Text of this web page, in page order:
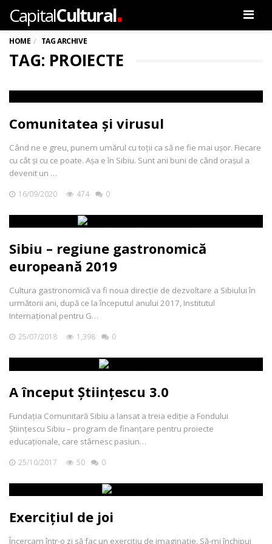
CapitalCultural
HOME TAG ARCHIVE
TAG: PROIECTE
Comunitatea și virusul
Când ne e greu, punem umărul cu toții ca să ne fie mai ușor. Fiecare
cu cât și cu ce poate. Așa e în Sibiu. Sunt ani buni de când orașul a
devenit un …
16/09/2020 474 0
Sibiu – regiune gastronomică
europeană 2019
Cultura gastronomică va fi noua direcție de dezvoltare a Sibiului în
următorii ani, după ce la începutul anului 2017, Institutul
Internațional pentru G…
25/07/2018 1,398 0
A început Științescu 3.0
Fundația Comunitară Sibiu a lansat a treia ediție a Fondului
Științescu Sibiu – program de finanțare pentru proiecte
educaționale, care stârnesc pasiun…
25/10/2017 50 0
Exercițiul de joi
Încercam într-o zi să fac un exercițiu de imaginație. Să-mi închipui